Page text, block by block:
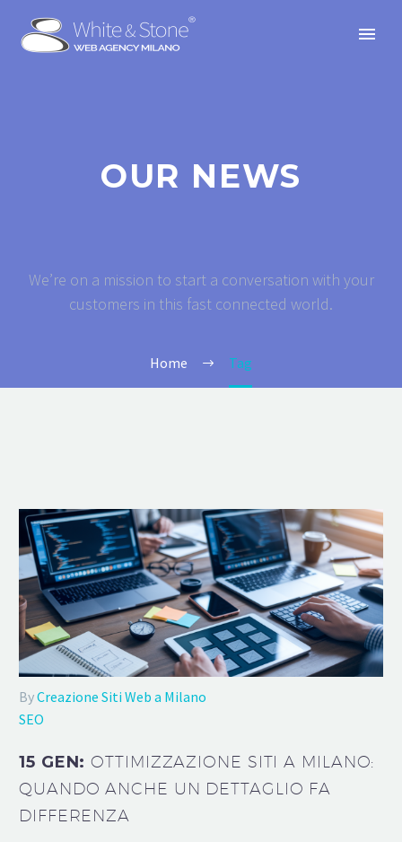
OUR NEWS
We’re on a mission to start a conversation with your
customers in this fast connected world.
Home Tag
ByCreazione Siti Web a Milano
SEO
15 GEN:OTTIMIZZAZIONE SITI A MILANO:
QUANDO ANCHE UN DETTAGLIO FA
DIFFERENZA